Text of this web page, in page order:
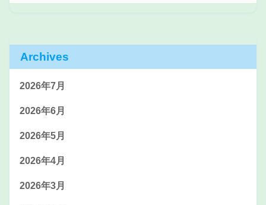
Archives
2026年7月
2026年6月
2026年5月
2026年4月
2026年3月